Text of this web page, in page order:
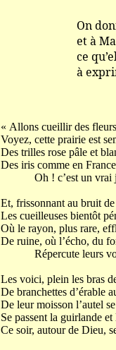
On donna le
et à
ce qu’elles
à
« Allons cueillir des
Voyez, cette prairie est
Des trilles rose pâle et
Des iris comme en
Oh ! c’est un vrai
Et, frissonnant au bruit
Les cueilleuses bientôt
Où le rayon, plus rare,
De ruine, où l’écho, du
Répercute leurs
Les voici, plein les bras
De branchettes d’érable
De leur moisson l’autel
Se passent la guirlande
Ce soir, autour de Dieu,